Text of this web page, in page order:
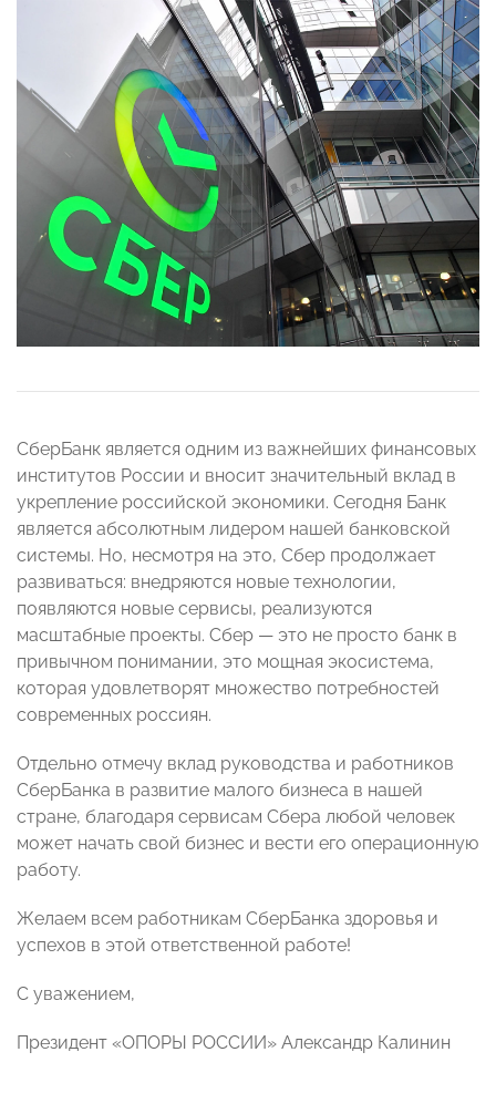
СберБанк является одним из важнейших финансовых
институтов России и вносит значительный вклад в
укрепление российской экономики. Сегодня Банк
является абсолютным лидером нашей банковской
системы. Но, несмотря на это, Сбер продолжает
развиваться: внедряются новые технологии,
появляются новые сервисы, реализуются
масштабные проекты. Сбер — это не просто банк в
привычном понимании, это мощная экосистема,
которая удовлетворят множество потребностей
современных россиян.
Отдельно отмечу вклад руководства и работников
СберБанка в развитие малого бизнеса в нашей
стране, благодаря сервисам Сбера любой человек
может начать свой бизнес и вести его операционную
работу.
Желаем всем работникам СберБанка здоровья и
успехов в этой ответственной работе!
С уважением,
Президент «ОПОРЫ РОССИИ» Александр Калинин